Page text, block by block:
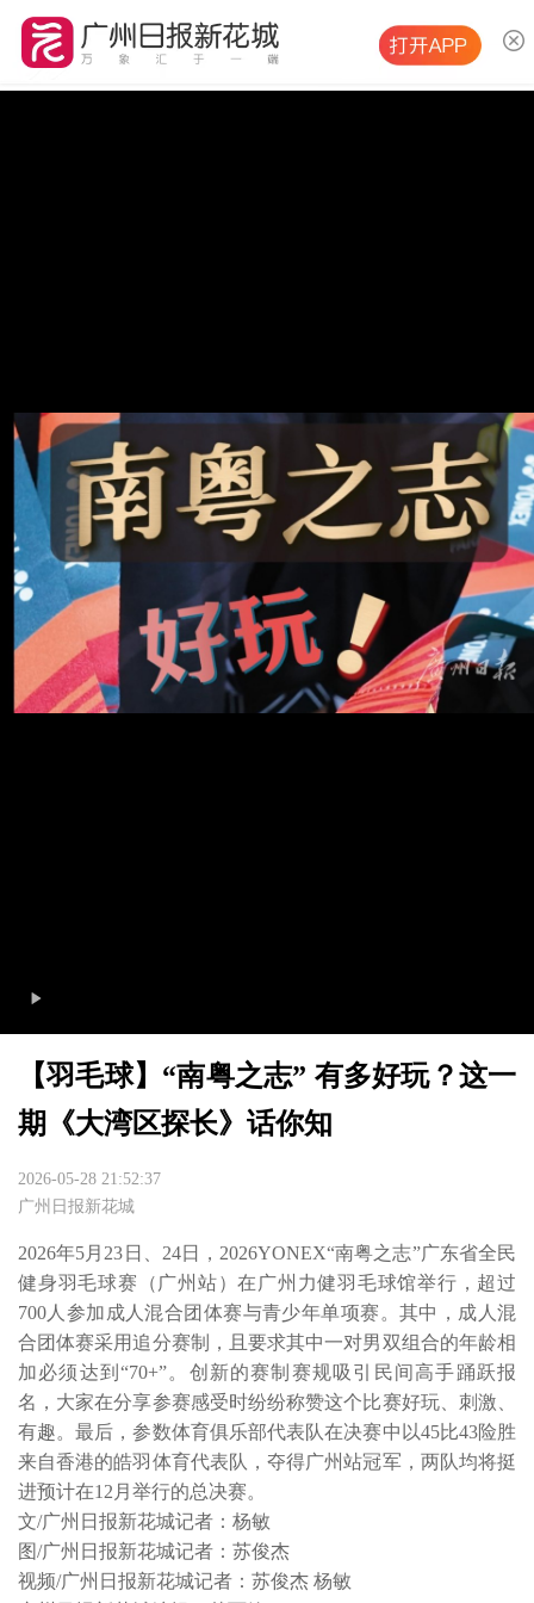
【羽毛球】“南粤之志” 有多好玩？这一
期《大湾区探长》话你知
2026-05-28 21:52:37
广州日报新花城
2026年5月23日、24日，2026YONEX“南粤之志”广东省全民
健身羽毛球赛（广州站）在广州力健羽毛球馆举行，超过
700人参加成人混合团体赛与青少年单项赛。其中，成人混
合团体赛采用追分赛制，且要求其中一对男双组合的年龄相
加必须达到“70+”。创新的赛制赛规吸引民间高手踊跃报
名，大家在分享参赛感受时纷纷称赞这个比赛好玩、刺激、
有趣。最后，参数体育俱乐部代表队在决赛中以45比43险胜
来自香港的皓羽体育代表队，夺得广州站冠军，两队均将挺
进预计在12月举行的总决赛。
文/广州日报新花城记者：杨敏
图/广州日报新花城记者：苏俊杰
视频/广州日报新花城记者：苏俊杰 杨敏